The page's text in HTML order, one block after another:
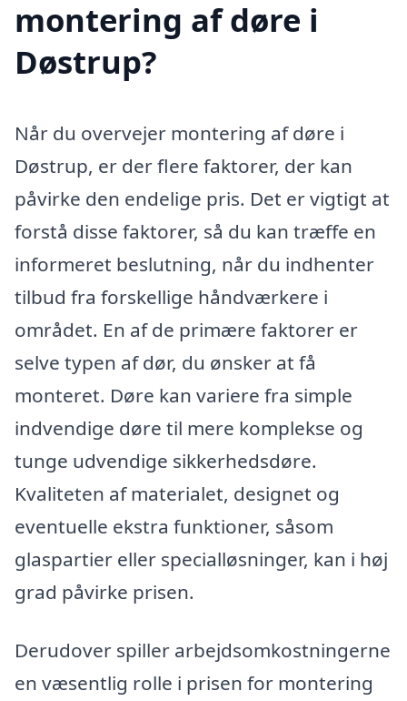
montering af døre i
Døstrup?
Når du overvejer montering af døre i
Døstrup, er der flere faktorer, der kan
påvirke den endelige pris. Det er vigtigt at
forstå disse faktorer, så du kan træffe en
informeret beslutning, når du indhenter
tilbud fra forskellige håndværkere i
området. En af de primære faktorer er
selve typen af dør, du ønsker at få
monteret. Døre kan variere fra simple
indvendige døre til mere komplekse og
tunge udvendige sikkerhedsdøre.
Kvaliteten af materialet, designet og
eventuelle ekstra funktioner, såsom
glaspartier eller specialløsninger, kan i høj
grad påvirke prisen.
Derudover spiller arbejdsomkostningerne
en væsentlig rolle i prisen for montering